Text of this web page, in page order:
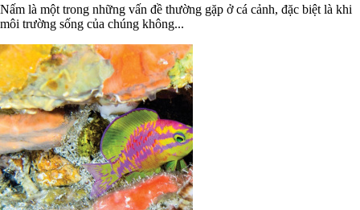
Nấm là một trong những vấn đề thường gặp ở cá cảnh, đặc biệt là khi
môi trường sống của chúng không...